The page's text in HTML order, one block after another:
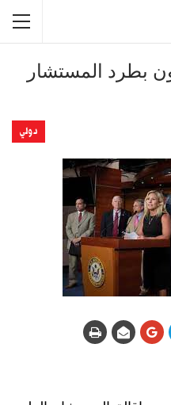
بطرد المستشار
دولي